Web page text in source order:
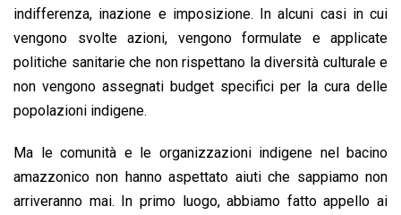
indifferenza, inazione e imposizione. In alcuni casi in cui
vengono svolte azioni, vengono formulate e applicate
politiche sanitarie che non rispettano la diversità culturale e
non vengono assegnati budget specifici per la cura delle
popolazioni indigene.
Ma le comunità e le organizzazioni indigene nel bacino
amazzonico non hanno aspettato aiuti che sappiamo non
arriveranno mai. In primo luogo, abbiamo fatto appello ai